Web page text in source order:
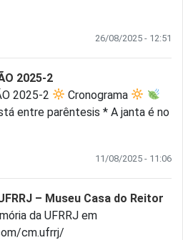
26/08/2025 - 12:51
2025-2
2025-2
Cronograma
entre parêntesis * A janta é no
11/08/2025 - 11:06
– Museu Casa do Reitor
da UFRRJ em
cm.ufrrj/